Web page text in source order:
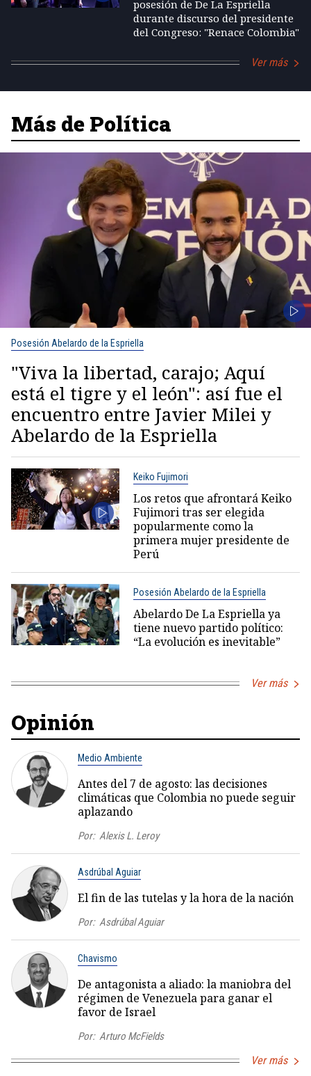
posesión de De La Espriella
durante discurso del presidente
del Congreso: "Renace Colombia"
Ver más
Más de Política
Posesión Abelardo de la Espriella
"Viva la libertad, carajo; Aquí
está el tigre y el león": así fue el
encuentro entre Javier Milei y
Abelardo de la Espriella
Keiko Fujimori
Los retos que afrontará Keiko
Fujimori tras ser elegida
popularmente como la
primera mujer presidente de
Perú
Posesión Abelardo de la Espriella
Abelardo De La Espriella ya
tiene nuevo partido político:
“La evolución es inevitable”
Ver más
Opinión
Medio Ambiente
Antes del 7 de agosto: las decisiones
climáticas que Colombia no puede seguir
aplazando
Por: Alexis L. Leroy
Asdrúbal Aguiar
El fin de las tutelas y la hora de la nación
Por: Asdrúbal Aguiar
Chavismo
De antagonista a aliado: la maniobra del
régimen de Venezuela para ganar el
favor de Israel
Por: Arturo McFields
Ver más